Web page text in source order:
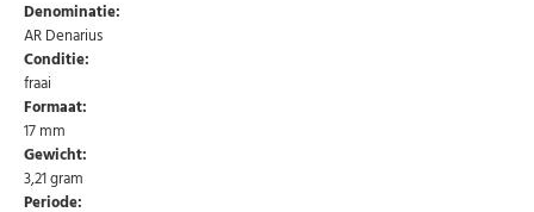
Denominatie:
AR Denarius
Conditie:
fraai
Formaat:
17 mm
Gewicht:
3,21 gram
Periode: